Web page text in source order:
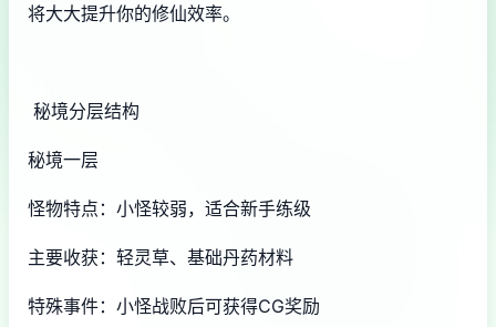
将大大提升你的修仙效率。
秘境分层结构
秘境一层
怪物特点：小怪较弱，适合新手练级
主要收获：轻灵草、基础丹药材料
特殊事件：小怪战败后可获得CG奖励